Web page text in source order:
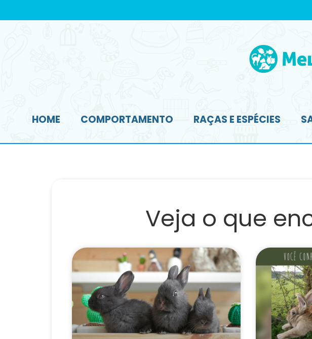
HOME COMPORTAMENTO RAÇAS E ESPÉCIES
Veja o que